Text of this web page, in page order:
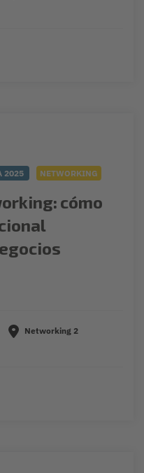
2025 NETWORKING
cómo
Networking 2